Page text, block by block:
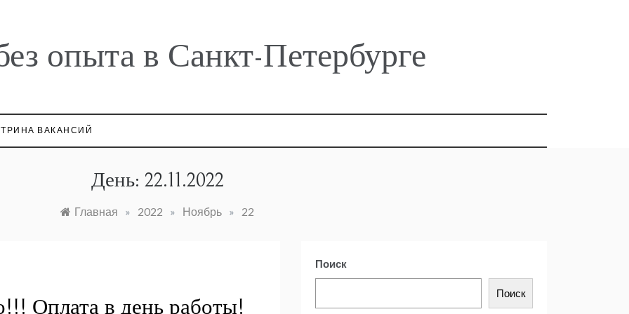
опыта в Санкт-Петербурге
ВАКАНСИЙ
День: 22.11.2022
Главная » 2022 » Ноябрь » 22
Оплата в день работы!
Поиск
Поиск